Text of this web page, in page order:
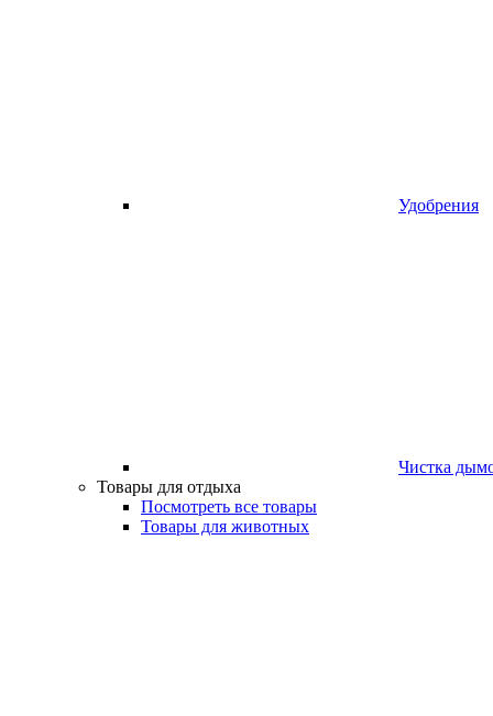
Удобрения
Чистка
Товары для отдыха
Посмотреть все товары
Товары для животных